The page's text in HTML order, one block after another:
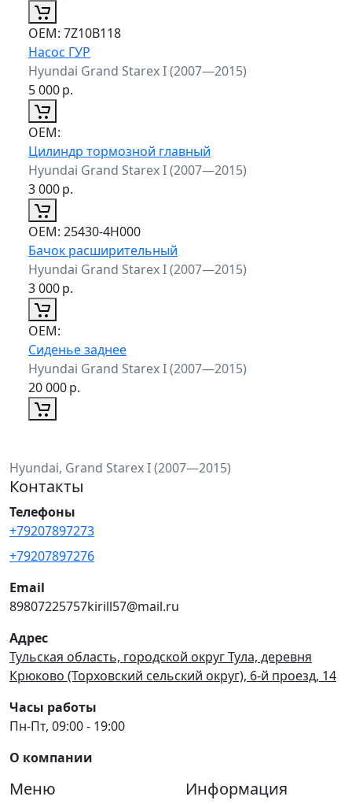
ОЕМ: 7Z10B118
Насос ГУР
Hyundai Grand Starex I (2007—2015)
5 000р.
ОЕМ:
Цилиндр тормозной главный
Hyundai Grand Starex I (2007—2015)
3 000р.
ОЕМ: 25430-4H000
Бачок расширительный
Hyundai Grand Starex I (2007—2015)
3 000р.
ОЕМ:
Сиденье заднее
Hyundai Grand Starex I (2007—2015)
20 000р.
Hyundai, Grand Starex I (2007—2015)
Контакты
Телефоны
+79207897273
+79207897276
Email
89807225757kirill57@mail.ru
Адрес
Тульская область, городской округ Тула, деревня
Крюково (Торховский сельский округ), 6-й проезд, 14
Часы работы
Пн-Пт, 09:00 - 19:00
О компании
Меню Информация